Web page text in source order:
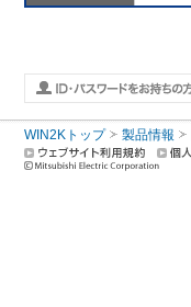
WIN2Kトップ 製品情報